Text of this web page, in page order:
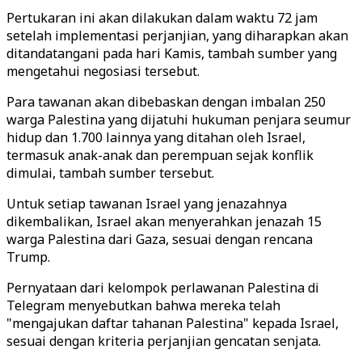
Pertukaran ini akan dilakukan dalam waktu 72 jam
setelah implementasi perjanjian, yang diharapkan akan
ditandatangani pada hari Kamis, tambah sumber yang
mengetahui negosiasi tersebut.
Para tawanan akan dibebaskan dengan imbalan 250
warga Palestina yang dijatuhi hukuman penjara seumur
hidup dan 1.700 lainnya yang ditahan oleh Israel,
termasuk anak-anak dan perempuan sejak konflik
dimulai, tambah sumber tersebut.
Untuk setiap tawanan Israel yang jenazahnya
dikembalikan, Israel akan menyerahkan jenazah 15
warga Palestina dari Gaza, sesuai dengan rencana
Trump.
Pernyataan dari kelompok perlawanan Palestina di
Telegram menyebutkan bahwa mereka telah
"mengajukan daftar tahanan Palestina" kepada Israel,
sesuai dengan kriteria perjanjian gencatan senjata.